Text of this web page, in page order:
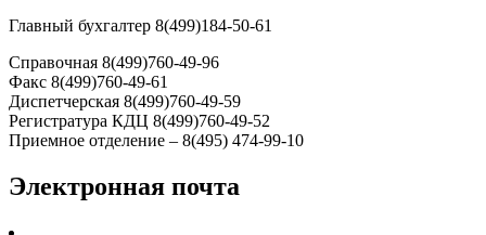
Главный бухгалтер 8(499)184-50-61
Справочная 8(499)760-49-96
Факс 8(499)760-49-61
Диспетчерская 8(499)760-49-59
Регистратура КДЦ 8(499)760-49-52
Приемное отделение – 8(495) 474-99-10
Электронная почта